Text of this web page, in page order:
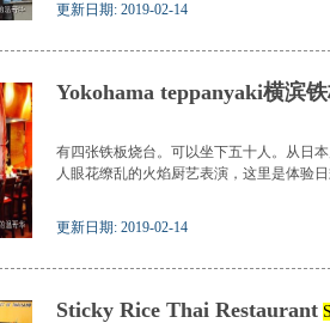
更新日期: 2019-02-14
Yokohama teppanyaki横滨
有四张铁板烧台。可以坐下五十人。从日
人眼花缭乱的火焰厨艺表演，这里是体验
更新日期: 2019-02-14
Sticky Rice Thai Restaurant